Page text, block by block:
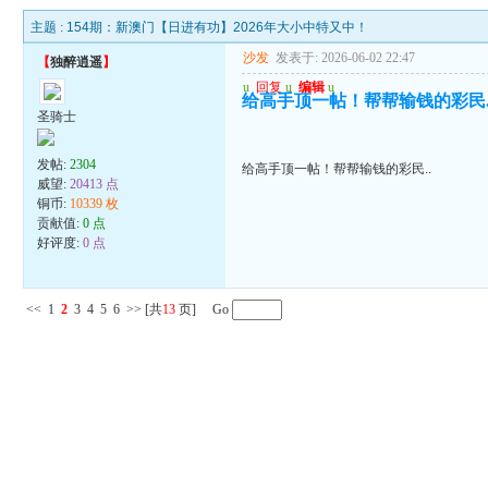
主题 : 154期：新澳门【日进有功】2026年大小中特又中！
【独醉逍遥】
圣骑士
发帖:2304
威望:20413 点
铜币: 10339 枚
贡献值:0 点
好评度:0 点
沙发 发表于: 2026-06-02 22:47
u 回复 u 编辑 u
给高手顶一帖！帮帮输钱的彩民
给高手顶一帖！帮帮输钱的彩民..
<< 1 2 3 4 5 6 >> [共13 页] Go